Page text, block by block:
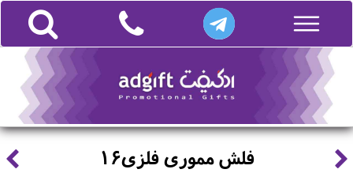
فلش مموری فلزی16